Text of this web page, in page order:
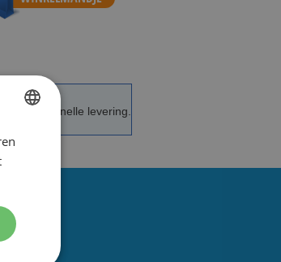
Snelle levering.